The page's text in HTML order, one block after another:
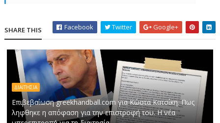
SHARE THIS Facebook Twitter Google+
ΔΙΑΙΤΗΣΙΑ
Επιβεβαίωση greekhandball.com για Κώστα Κατσίκη. Πως
ληφθηκε η απόφαση για την επιστροφή του. Η νέα